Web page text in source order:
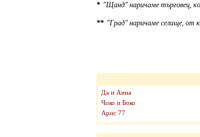
* "Щанд" наричаме търговец,
** "Град" наричаме селище, от
Да и Анна
Чоко и Боко
Арис 77